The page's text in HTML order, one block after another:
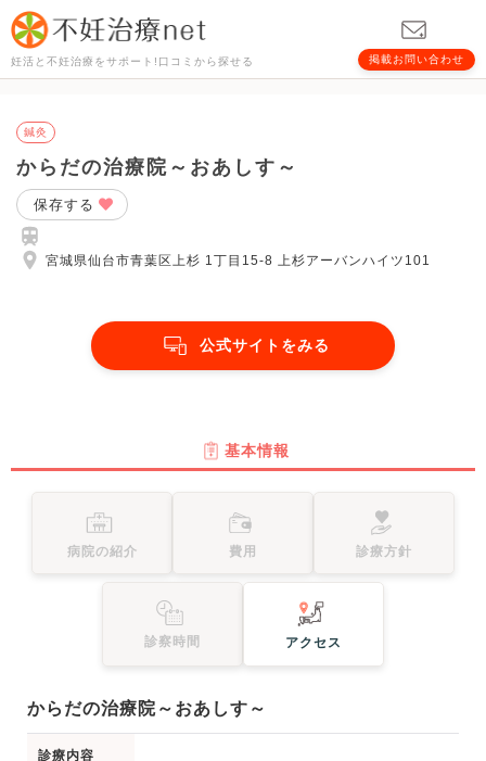
妊活と不妊治療をサポート!口コミから探せる 掲載お問い合わせ
鍼灸
からだの治療院～おあしす～
保存する
宮城県仙台市青葉区上杉 1丁目15-8 上杉アーバンハイツ101
公式サイトをみる
基本情報
病院の紹介 費用 診療方針
診察時間 アクセス
からだの治療院～おあしす～
診療内容